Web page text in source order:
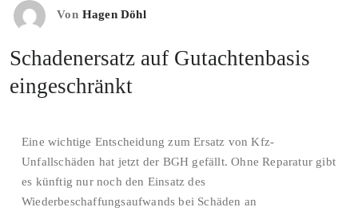
Von Hagen Döhl
Schadenersatz auf Gutachtenbasis
eingeschränkt
Eine wichtige Entscheidung zum Ersatz von Kfz-
Unfallschäden hat jetzt der BGH gefällt. Ohne Reparatur gibt
es künftig nur noch den Einsatz des
Wiederbeschaffungsaufwands bei Schäden an